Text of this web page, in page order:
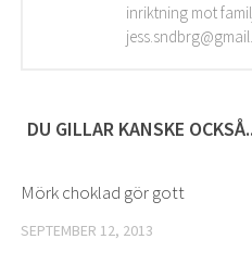
inriktning mot
DU GILLAR KANSKE
Mörk choklad gör gott
SEPTEMBER 12, 2013